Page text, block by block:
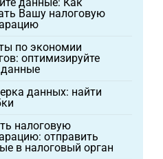
Вашу налоговую
по экономии
оптимизируйте
данных: найти
налоговую
отправить
в налоговый орган